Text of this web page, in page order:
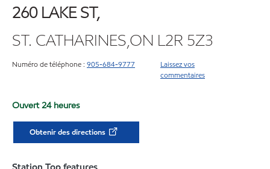
260 LAKE ST,
ST. CATHARINES,ON L2R 5Z3
Numéro de téléphone : 905-684-9777
Laissez vos
commentaires
Ouvert 24 heures
Obtenir des directions